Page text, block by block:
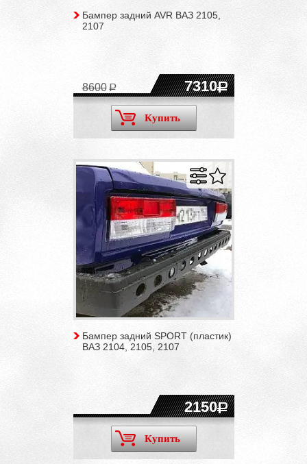
Бампер задний AVR ВАЗ 2105,
2107
7310
8600
Купить
Бампер задний SPORT (пластик)
ВАЗ 2104, 2105, 2107
2150
Купить